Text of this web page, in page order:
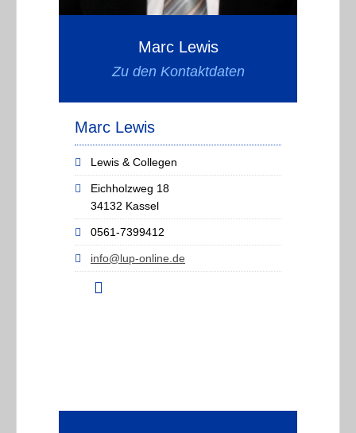
Marc Lewis
Zu den Kontaktdaten
Marc Lewis
Lewis & Collegen
Eichholzweg 18
34132 Kassel
0561-7399412
info@lup-online.de